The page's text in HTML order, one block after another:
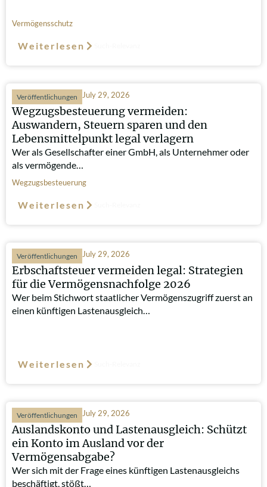
Vermögensschutz
Weiterlesen
Veröffentlichungen July 29, 2026
Wegzugsbesteuerung vermeiden:
Auswandern, Steuern sparen und den
Lebensmittelpunkt legal verlagern
Wer als Gesellschafter einer GmbH, als Unternehmer oder
als vermögende…
Wegzugsbesteuerung
Weiterlesen
Veröffentlichungen July 29, 2026
Erbschaftsteuer vermeiden legal: Strategien
für die Vermögensnachfolge 2026
Wer beim Stichwort staatlicher Vermögenszugriff zuerst an
einen künftigen Lastenausgleich…
Weiterlesen
Veröffentlichungen July 29, 2026
Auslandskonto und Lastenausgleich: Schützt
ein Konto im Ausland vor der
Vermögensabgabe?
Wer sich mit der Frage eines künftigen Lastenausgleichs
beschäftigt, stößt…